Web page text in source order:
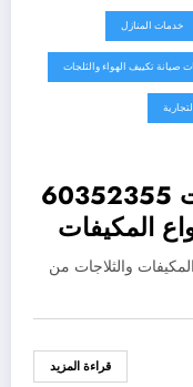
خدمات المنازل
صيانة تكييف الهواء والثلجات
فني تكييف وثلاجات الكويت 60352355
المكيفات
والثلاجات من
قراءة المزيد